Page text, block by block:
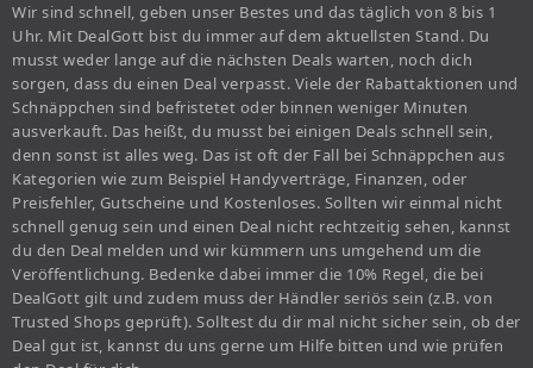
Wir sind schnell, geben unser Bestes und das täglich von 8 bis 1
Uhr. Mit DealGott bist du immer auf dem aktuellsten Stand. Du
musst weder lange auf die nächsten Deals warten, noch dich
sorgen, dass du einen Deal verpasst. Viele der Rabattaktionen und
Schnäppchen sind befristetet oder binnen weniger Minuten
ausverkauft. Das heißt, du musst bei einigen Deals schnell sein,
denn sonst ist alles weg. Das ist oft der Fall bei Schnäppchen aus
Kategorien wie zum Beispiel Handyverträge, Finanzen, oder
Preisfehler, Gutscheine und Kostenloses. Sollten wir einmal nicht
schnell genug sein und einen Deal nicht rechtzeitig sehen, kannst
du den Deal melden und wir kümmern uns umgehend um die
Veröffentlichung. Bedenke dabei immer die 10% Regel, die bei
DealGott gilt und zudem muss der Händler seriös sein (z.B. von
Trusted Shops geprüft). Solltest du dir mal nicht sicher sein, ob der
Deal gut ist, kannst du uns gerne um Hilfe bitten und wie prüfen